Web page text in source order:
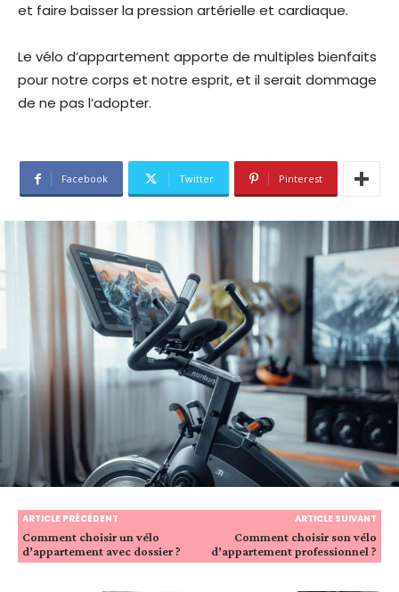
et faire baisser la pression artérielle et cardiaque.
Le vélo d’appartement apporte de multiples bienfaits
pour notre corps et notre esprit, et il serait dommage
de ne pas l’adopter.
Facebook Twitter Pinterest
ARTICLE PRÉCÉDENT
Comment choisir un vélo
d’appartement avec dossier ?
ARTICLE SUIVANT
Comment choisir son vélo
d’appartement professionnel ?